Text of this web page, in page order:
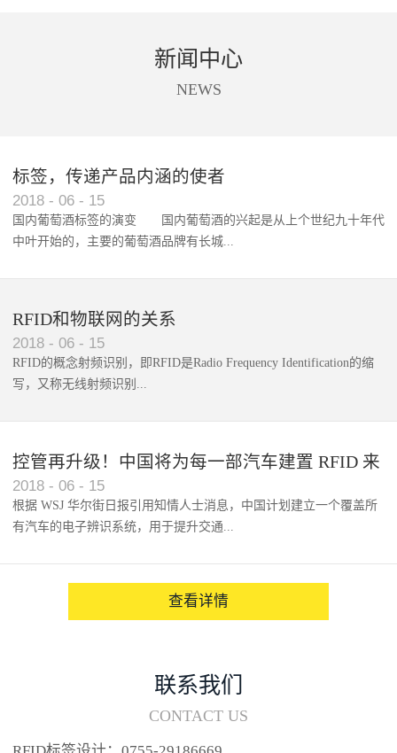
新闻中心
NEWS
标签，传递产品内涵的使者
2018 - 06 - 15
国内葡萄酒标签的演变 国内葡萄酒的兴起是从上个世纪九十年代
中叶开始的，主要的葡萄酒品牌有长城...
RFID和物联网的关系
2018 - 06 - 15
RFID的概念射频识别，即RFID是Radio Frequency Identification的缩
写，又称无线射频识别...
控管再升级！中国将为每一部汽车建置 RFID 来
架构辨识系统
2018 - 06 - 15
根据 WSJ 华尔街日报引用知情人士消息，中国计划建立一个覆盖所
有汽车的电子辨识系统，用于提升交通...
查看详情
联系我们
CONTACT US